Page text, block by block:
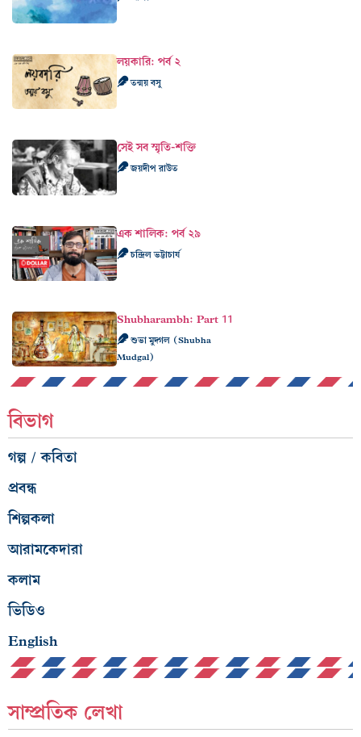
লয়কারি: পর্ব ২
তন্ময় বসু
সেই সব স্মৃতি-শক্তি
জয়দীপ রাউত
এক শালিক: পর্ব ২৯
চন্দ্রিল ভট্টাচার্য
Shubharambh: Part 11
শুভা মুদ্গল (Shubha
Mudgal)
বিভাগ
গল্প / কবিতা
প্রবন্ধ
শিল্পকলা
আরামকেদারা
কলাম
ভিডিও
English
সাম্প্রতিক লেখা